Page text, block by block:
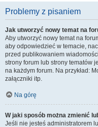
Problemy z pisaniem
Jak utworzyć nowy temat na
Aby utworzyć nowy temat na
aby odpowiedzieć w temacie,
przed publikowaniem
strony forum lub strony tematów
na każdym forum. Na przykład:
załączniki itp.
Na górę
W jaki sposób można zmienić
Jeśli nie jesteś administratorem